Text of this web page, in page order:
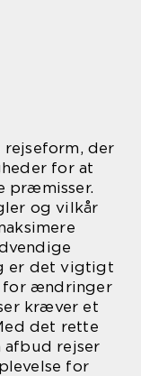
der
for at
præmisser.
og vilkår
er det vigtigt
for ændringer
kræver et
det rette
afbud rejser
for